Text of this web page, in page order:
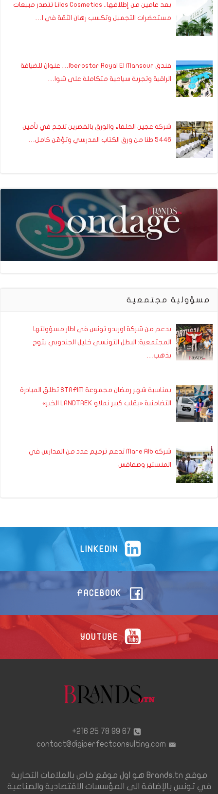
بعد عامين من إطلاقها.. Lilas Cosmetics تتصدر مبيعات
مستحضرات التجميل وتكسب رهان الثقة في ا…
فندق Iberostar Royal El Mansour… عنوان للضيافة
الراقية وتجربة سياحية متكاملة على شوا…
شركة عجين الحلفاء والورق بالقصرين تنجح في تأمين
5446 طنا من ورق الكتاب المدرسي وتؤمّن كامل…
مسؤولية مجتمعية
بدعم من شركة اوريدو تونس في اطار مسؤولتها
المجتمعية: البطل التونسي خليل الجندوبي يتوج
بذهب…
بمناسبة شهر رمضان مجموعة STAFIM تطلق المبادرة
التضامنية «بقلب كبير نملاو LANDTREK الخير»
شركة Mare Alb تدعم ترميم عدد من المدارس في
المنستير وصفاقس
LINKEDIN
FACEBOOK
YOUTUBE
67 99 78 25 216+
contact@digiperfectconsulting.com
موقع Brands.tn هو اول موقع خاص بالعلامات التجارية
في تونس بالإضافة الى المؤسسات الاقتصادية والصناعية